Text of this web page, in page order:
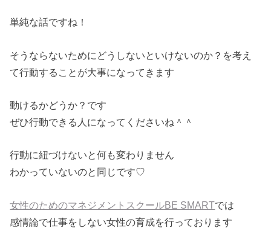
単純な話ですね！
そうならないためにどうしないといけないのか？を考え
て行動することが大事になってきます
動けるかどうか？です
ぜひ行動できる人になってくださいね＾＾
行動に紐づけないと何も変わりません
わかっていないのと同じです♡
女性のためのマネジメントスクールBE SMARTでは
感情論で仕事をしない女性の育成を行っております